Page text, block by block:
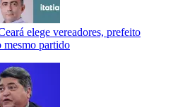
elege vereadores, prefeito
mesmo partido